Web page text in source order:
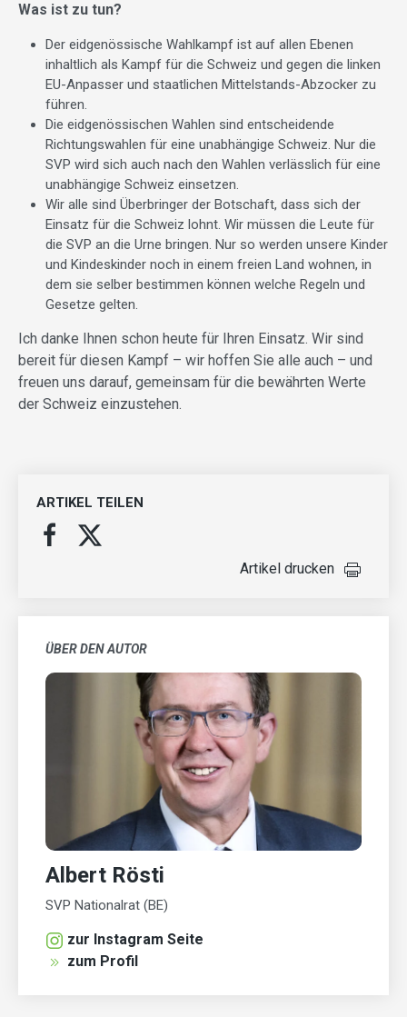
Was ist zu tun?
Der eidgenössische Wahlkampf ist auf allen Ebenen
inhaltlich als Kampf für die Schweiz und gegen die linken
EU-Anpasser und staatlichen Mittelstands-Abzocker zu
führen.
Die eidgenössischen Wahlen sind entscheidende
Richtungswahlen für eine unabhängige Schweiz. Nur die
SVP wird sich auch nach den Wahlen verlässlich für eine
unabhängige Schweiz einsetzen.
Wir alle sind Überbringer der Botschaft, dass sich der
Einsatz für die Schweiz lohnt. Wir müssen die Leute für
die SVP an die Urne bringen. Nur so werden unsere Kinder
und Kindeskinder noch in einem freien Land wohnen, in
dem sie selber bestimmen können welche Regeln und
Gesetze gelten.
Ich danke Ihnen schon heute für Ihren Einsatz. Wir sind
bereit für diesen Kampf – wir hoffen Sie alle auch – und
freuen uns darauf, gemeinsam für die bewährten Werte
der Schweiz einzustehen.
ARTIKEL TEILEN
Artikel drucken
ÜBER DEN AUTOR
Albert Rösti
SVP Nationalrat (BE)
zur Instagram Seite
zum Profil